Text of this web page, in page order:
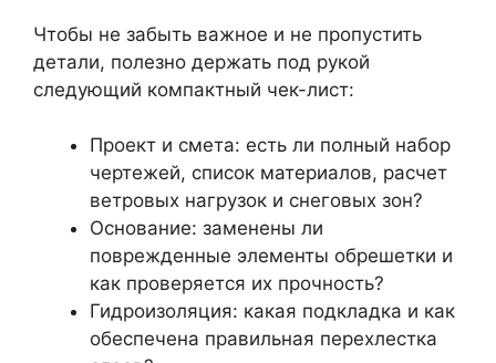
Чтобы не забыть важное и не пропустить
детали, полезно держать под рукой
следующий компактный чек-лист:
Проект и смета: есть ли полный набор
чертежей, список материалов, расчет
ветровых нагрузок и снеговых зон?
Основание: заменены ли
поврежденные элементы обрешетки и
как проверяется их прочность?
Гидроизоляция: какая подкладка и как
обеспечена правильная перехлестка